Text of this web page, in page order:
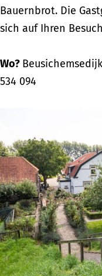
Bauernbrot. Die
sich auf Ihren
Wo?
534 094